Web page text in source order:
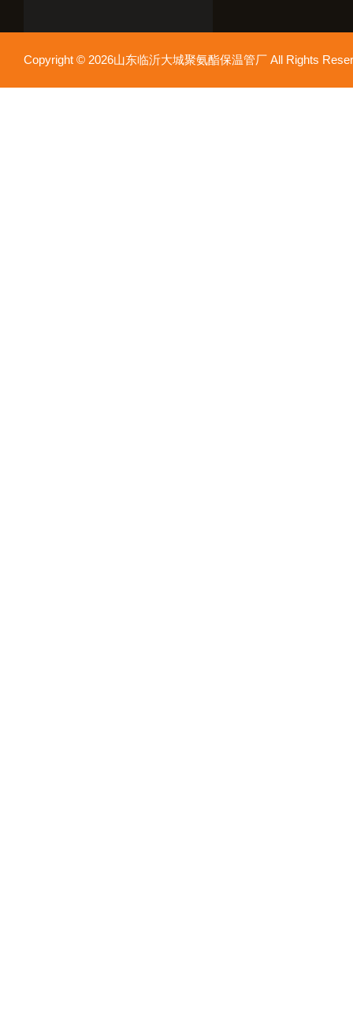
Copyright © 2026山东临沂大城聚氨酯保温管厂 All Rights